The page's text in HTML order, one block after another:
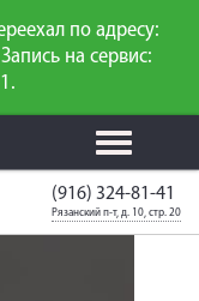
по адресу:
на сервис:
Калькулятор
слесарного
ремонта
(916) 324-81-41
Рязанский п-т, д. 10, стр. 20